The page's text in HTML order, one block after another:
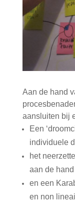
Aan de hand
aansluiten bij
Een
individuele
het
aan de
en een
en non